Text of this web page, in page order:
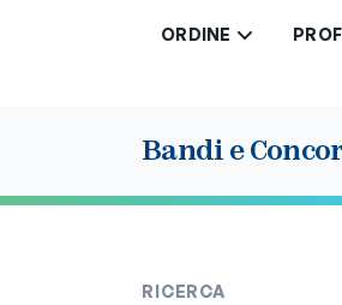
ORDINE
Bandi e
RICERCA